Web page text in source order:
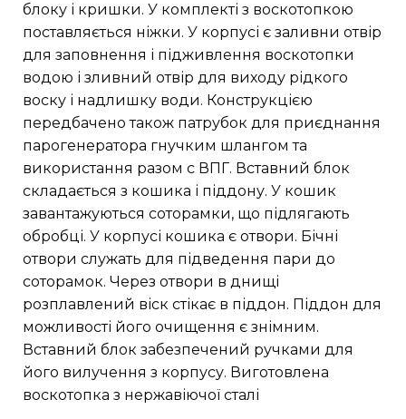
блоку і кришки. У комплекті з воскотопкою
поставляється ніжки. У корпусі є заливни отвір
для заповнення і підживлення воскотопки
водою і зливний отвір для виходу рідкого
воску і надлишку води. Конструкцією
передбачено також патрубок для приєднання
парогенератора гнучким шлангом та
використання разом с ВПГ. Вставний блок
складається з кошика і піддону. У кошик
завантажуються соторамки, що підлягають
обробці. У корпусі кошика є отвори. Бічні
отвори служать для підведення пари до
соторамок. Через отвори в днищі
розплавлений віск стікає в піддон. Піддон для
можливості його очищення є знімним.
Вставний блок забезпечений ручками для
його вилучення з корпусу. Виготовлена
воскотопка з нержавіючої сталі